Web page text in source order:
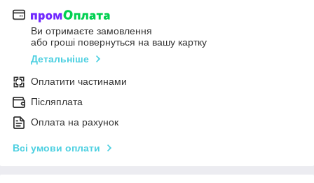
Ви отримаєте замовлення
або гроші повернуться на вашу картку
Детальніше
Оплатити частинами
Післяплата
Оплата на рахунок
Всі умови оплати